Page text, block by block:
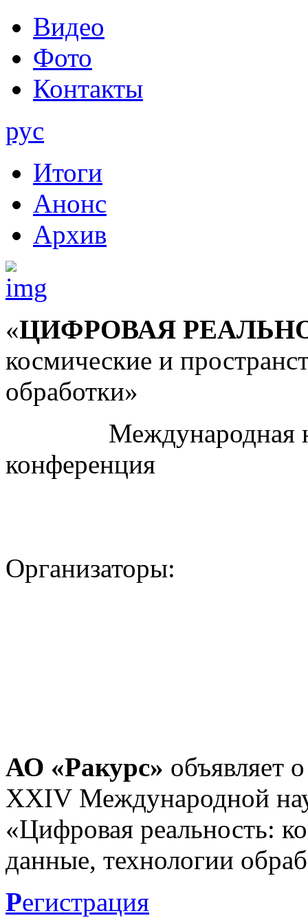
Видео
Фото
Контакты
рус
Итоги
Анонс
Архив
«ЦИФРОВАЯ
космические и
обработки»
Международная
конференция
Организаторы:
АО «Ракурс» объявляет
XXIV Международной
«Цифровая реальность:
данные, технологии
Регистрация